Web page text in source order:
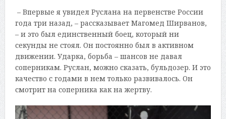
– Впервые я увидел Руслана на первенстве России
года три назад, – рассказывает Магомед Ширванов,
– и это был единственный боец, который ни
секунды не стоял. Он постоянно был в активном
движении. Ударка, борьба – шансов не давал
соперникам. Руслан, можно сказать, бульдозер. И это
качество с годами в нем только развивалось. Он
смотрит на соперника как на жертву.